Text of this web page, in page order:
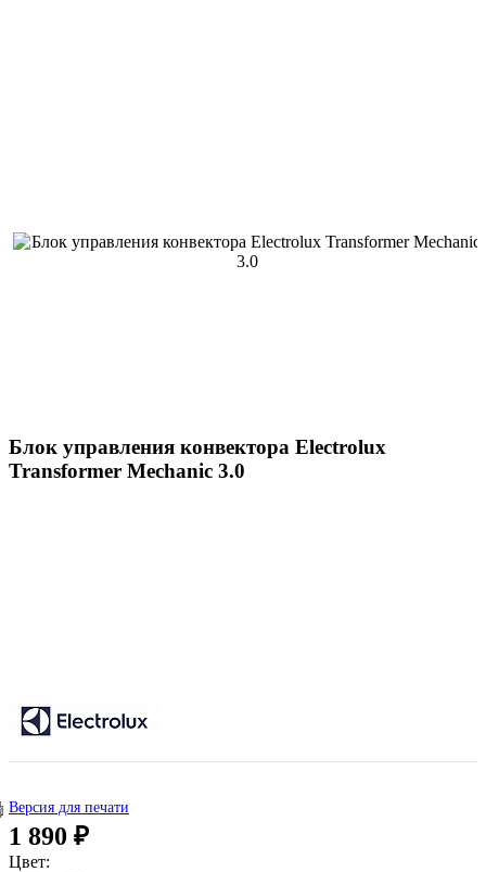
Блок управления конвектора Electrolux
Transformer Mechanic 3.0
Версия для печати
1 890 ₽
Цвет: